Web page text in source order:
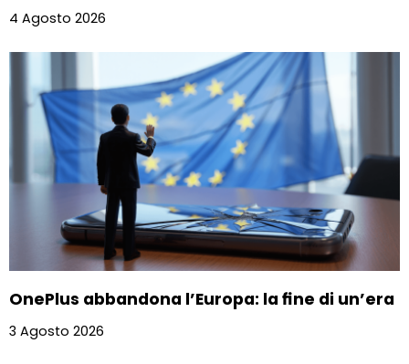
4 Agosto 2026
OnePlus abbandona l’Europa: la fine di un’era
3 Agosto 2026